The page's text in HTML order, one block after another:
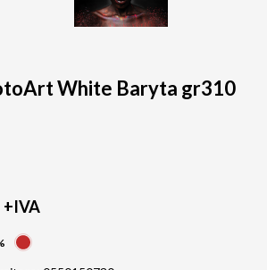
White Baryta gr310
+IVA